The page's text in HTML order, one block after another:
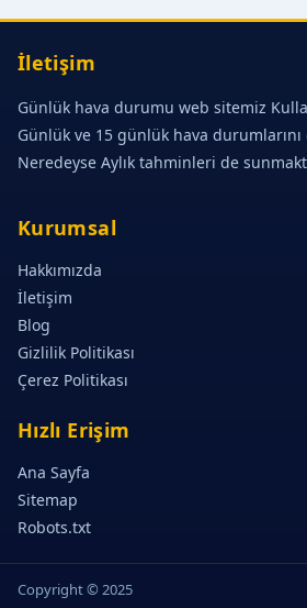
İletişim
Günlük hava durumu web sitemiz
Günlük ve 15 günlük hava
Neredeyse Aylık tahminleri de
Kurumsal
Hakkımızda
İletişim
Blog
Gizlilik Politikası
Çerez Politikası
Hızlı Erişim
Ana Sayfa
Sitemap
Robots.txt
Copyright © 2025